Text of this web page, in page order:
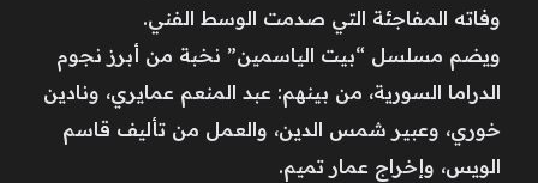
وفاته المفاجئة التي صدمت الوسط الفني.
ويضم مسلسل “بيت الياسمين” نخبة من أبرز نجوم
الدراما السورية، من بينهم: عبد المنعم عمايري، ونادين
خوري، وعبير شمس الدين، والعمل من تأليف قاسم
الويس، وإخراج عمار تميم.